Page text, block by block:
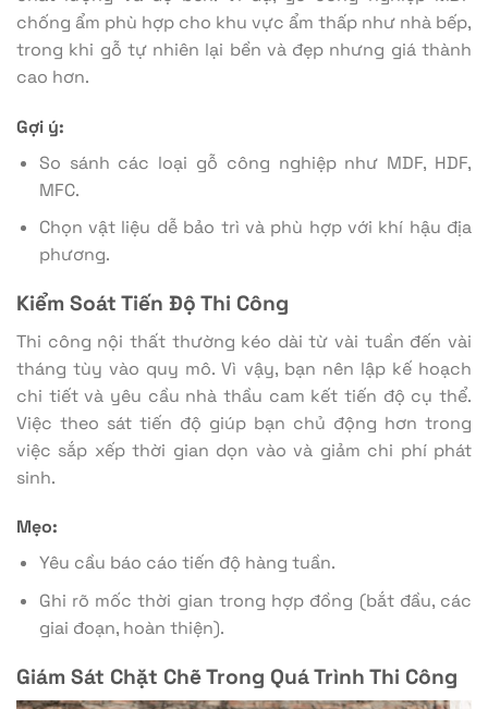
chống ẩm phù hợp cho khu vực ẩm thấp như nhà bếp,
trong khi gỗ tự nhiên lại bền và đẹp nhưng giá thành
cao hơn.
Gợi ý:
So sánh các loại gỗ công nghiệp như MDF, HDF,
MFC.
Chọn vật liệu dễ bảo trì và phù hợp với khí hậu địa
phương.
Kiểm Soát Tiến Độ Thi Công
Thi công nội thất thường kéo dài từ vài tuần đến vài
tháng tùy vào quy mô. Vì vậy, bạn nên lập kế hoạch
chi tiết và yêu cầu nhà thầu cam kết tiến độ cụ thể.
Việc theo sát tiến độ giúp bạn chủ động hơn trong
việc sắp xếp thời gian dọn vào và giảm chi phí phát
sinh.
Mẹo:
Yêu cầu báo cáo tiến độ hàng tuần.
Ghi rõ mốc thời gian trong hợp đồng (bắt đầu, các
giai đoạn, hoàn thiện).
Giám Sát Chặt Chẽ Trong Quá Trình Thi Công